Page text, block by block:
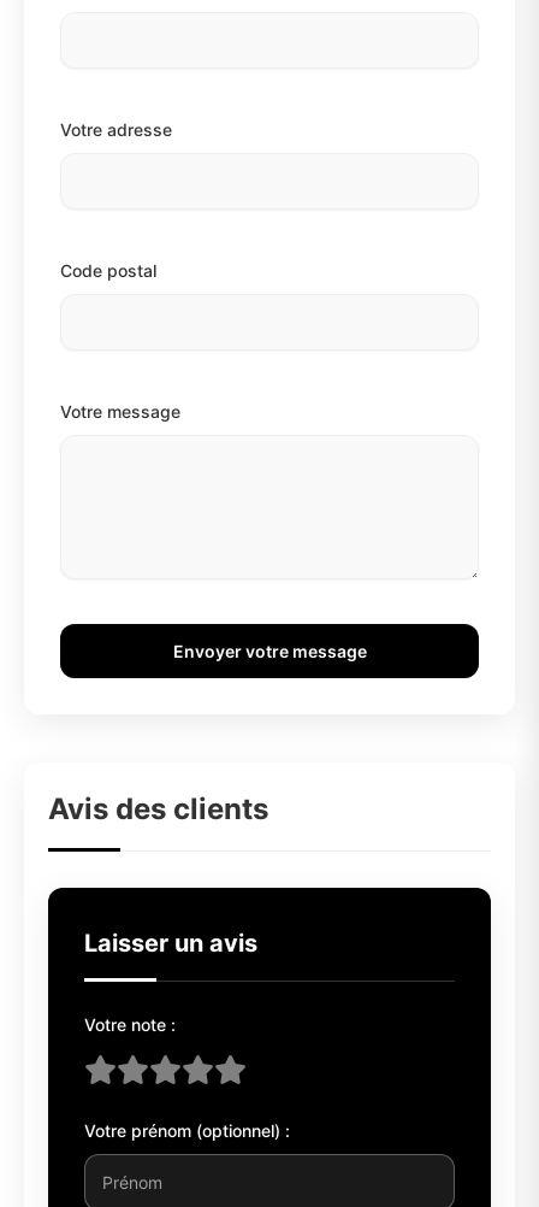
Votre adresse
Code postal
Votre message
Envoyer votre message
Avis des clients
Laisser un avis
Votre note :
Votre prénom (optionnel) :